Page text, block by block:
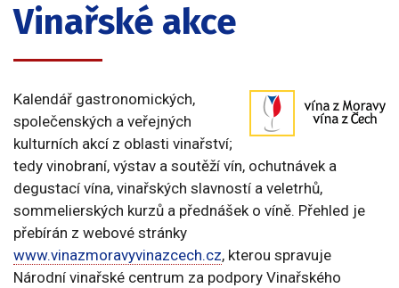
Vinařské akce
Kalendář gastronomických,
společenských a veřejných
kulturních akcí z oblasti vinařství;
tedy vinobraní, výstav a soutěží vín, ochutnávek a
degustací vína, vinařských slavností a veletrhů,
sommelierských kurzů a přednášek o víně. Přehled je
přebírán z webové stránky
www.vinazmoravyvinazcech.cz, kterou spravuje
Národní vinařské centrum za podpory Vinařského